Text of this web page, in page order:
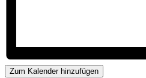
Zum Kalender hinzufügen